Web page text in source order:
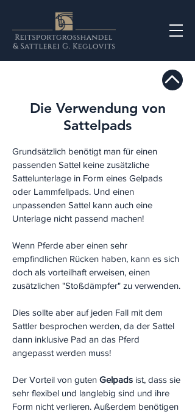
Die Verwendung von
Sattelpads
Grundsätzlich benötigt man für einen
passenden Sattel keine zusätzliche
Sattelunterlage in Form eines Gelpads
oder Lammfellpads. Und einen
unpassenden Sattel kann auch eine
Unterlage nicht passend machen!
Wenn Pferde aber einen sehr
empfindlichen Rücken haben, kann es sich
doch als vorteilhaft erweisen, einen
zusätzlichen "Stoßdämpfer" zu verwenden.
Dies sollte aber auf jeden Fall mit dem
Sattler besprochen werden, da der Sattel
dann inklusive Pad an das Pferd
angepasst werden muss!
Der Vorteil von guten Gelpads ist, dass sie
sehr flexibel und langlebig sind und ihre
Form nicht verlieren. Außerdem benötigen